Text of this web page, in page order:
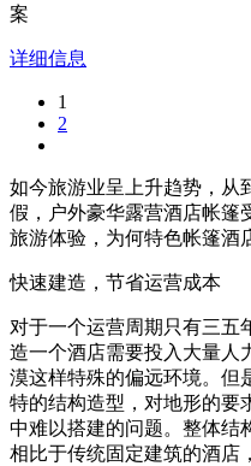
案
详细信息
1
2
如今旅游业呈上升趋势，从
假，户外豪华露营酒店帐篷
旅游体验，为何特色帐篷酒
快速建造，节省运营成本
对于一个运营周期只有三五
造一个酒店需要投入大量人
漠这样特殊的偏远环境。但
特的结构造型，对地形的要
中难以搭建的问题。整体结
相比于传统固定建筑的酒店